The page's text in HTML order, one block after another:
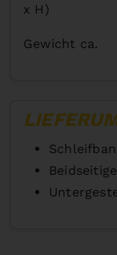
x H)
Gewicht ca.